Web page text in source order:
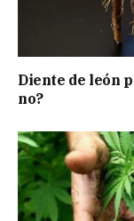
Diente de león
no?